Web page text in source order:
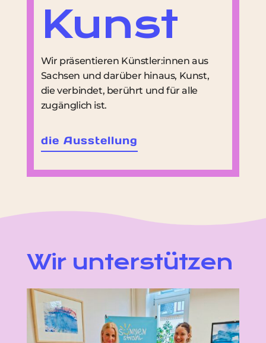
Kunst
Wir präsentieren Künstler:innen aus
Sachsen und darüber hinaus, Kunst,
die verbindet, berührt und für alle
zugänglich ist.
die Ausstellung
Wir unterstützen